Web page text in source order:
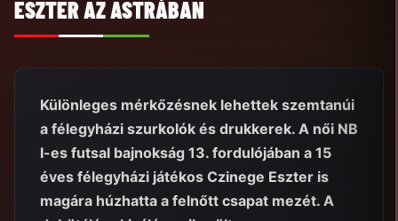
ESZTER AZ ASTRÁBAN
Különleges mérkőzésnek lehettek szemtanúi
a félegyházi szurkolók és drukkerek. A női NB
I-es futsal bajnokság 13. fordulójában a 15
éves félegyházi játékos Czinege Eszter is
magára húzhatta a felnőtt csapat mezét. A